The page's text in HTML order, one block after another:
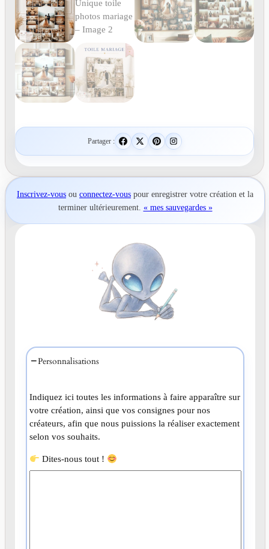
Partager :
Inscrivez-vous ou connectez-vous pour enregistrer votre création et la
terminer ultérieurement. « mes sauvegardes »
Personnalisations
Indiquez ici toutes les informations à faire apparaître sur
votre création, ainsi que vos consignes pour nos
créateurs, afin que nous puissions la réaliser exactement
selon vos souhaits.
Dites-nous tout !